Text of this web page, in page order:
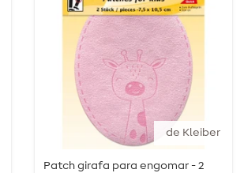
de Kleiber
Patch girafa para engomar - 2